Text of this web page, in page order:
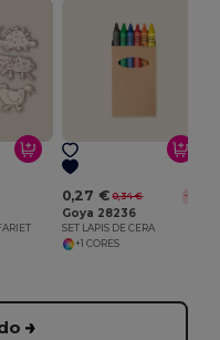
0,27 € 0,34 € -19%
Goya 28236
SET LAPIS DE CERA
+1 CORES